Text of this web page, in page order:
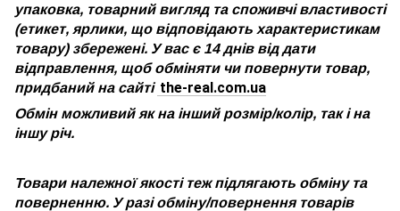
упаковка, товарний вигляд та споживчі властивості
(етикет, ярлики, що відповідають характеристикам
товару) збережені. У вас є 14 днів від дати
відправлення, щоб обміняти чи повернути товар,
придбаний на сайті the-real.com.ua
Обмін можливий як на інший розмір/колір, так і на
іншу річ.
Товари належної якості теж підлягають обміну та
поверненню. У разі обміну/повернення товарів